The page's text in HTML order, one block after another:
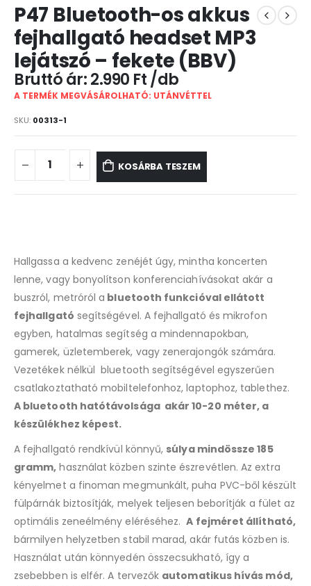
P47 Bluetooth-os akkus
fejhallgató headset MP3
lejátszó – fekete (BBV)
2.990 Ft
A TERMÉK MEGVÁSÁROLHATÓ: UTÁNVÉTTEL
SKU: 00313-1
KOSÁRBA TESZEM
Hallgassa a kedvenc zenéjét úgy, mintha koncerten
lenne, vagy bonyolítson konferenciahívásokat akár a
buszról, metróról a bluetooth funkcióval ellátott
fejhallgató segítségével. A fejhallgató és mikrofon
egyben, hatalmas segítség a mindennapokban,
gamerek, üzletemberek, vagy zenerajongók számára.
Vezetékek nélkül bluetooth segítségével egyszerűen
csatlakoztatható mobiltelefonhoz, laptophoz, tablethez.
A bluetooth hatótávolsága akár 10-20 méter, a
készülékhez képest.
A fejhallgató rendkívül könnyű, súlya mindössze 185
gramm, használat közben szinte észrevétlen. Az extra
kényelmet a finoman megmunkált, puha PVC-ből készült
fülpárnák biztosítják, melyek teljesen beborítják a fület az
optimális zeneélmény eléréséhez.A fejméret állítható,
bármilyen helyzetben stabil marad, akár futás közben is.
Használat után könnyedén összecsukható, így a
zsebebben is elfér. A tervezők automatikus hívás mód,